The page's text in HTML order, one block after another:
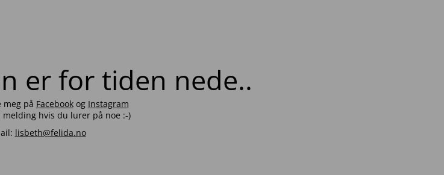
er for tiden nede..
meg på Facebookog Instagram
melding hvis du lurer på noe :-)
lisbeth@felida.no